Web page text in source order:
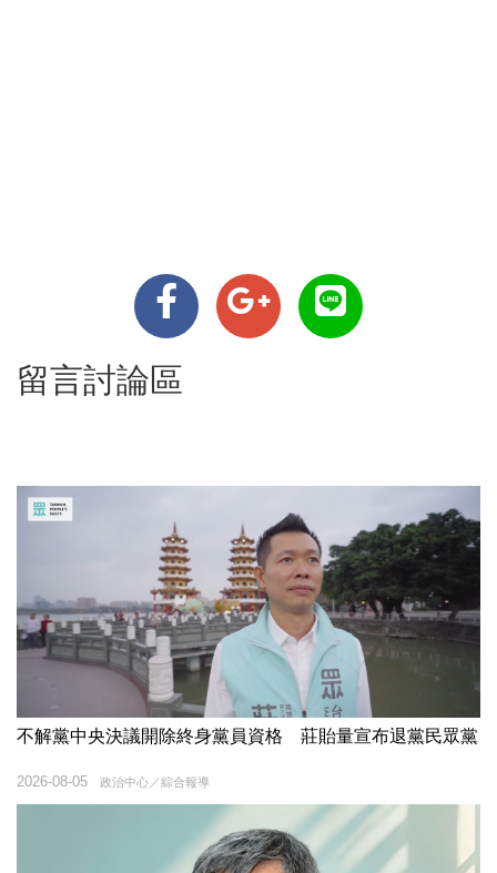
留言討論區
不解黨中央決議開除終身黨員資格 莊貽量宣布退黨民眾黨
政治中心／綜合報導
2026-08-05